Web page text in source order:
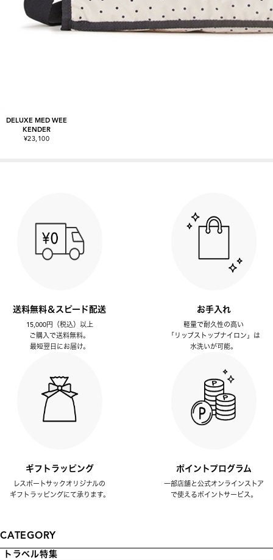
DELUXE MED WEE
KENDER
¥23,100
送料無料＆スピード配送
15,000円（税込）以上
ご購入で送料無料。
最短翌日にお届け。
お手入れ
軽量で耐久性の高い
「リップストップナイロン」は
水洗いが可能。
ギフトラッピング
レスポートサックオリジナルの
ギフトラッピングにて承ります。
ポイントプログラム
一部店舗と公式オンラインストア
で使えるポイントサービス。
CATEGORY
トラベル特集